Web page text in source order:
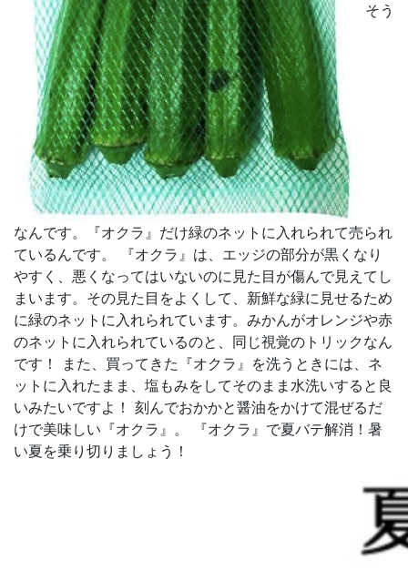
そう
なんです。『オクラ』だけ緑のネットに入れられて売られ
ているんです。 『オクラ』は、エッジの部分が黒くなり
やすく、悪くなってはいないのに見た目が傷んで見えてし
まいます。その見た目をよくして、新鮮な緑に見せるため
に緑のネットに入れられています。みかんがオレンジや赤
のネットに入れられているのと、同じ視覚のトリックなん
です！ また、買ってきた『オクラ』を洗うときには、ネ
ットに入れたまま、塩もみをしてそのまま水洗いすると良
いみたいですよ！ 刻んでおかかと醤油をかけて混ぜるだ
けで美味しい『オクラ』。 『オクラ』で夏バテ解消！暑
い夏を乗り切りましょう！